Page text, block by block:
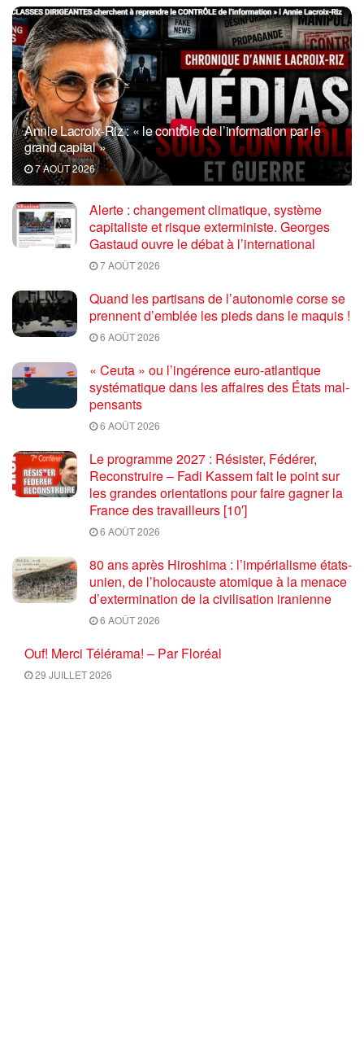
Annie Lacroix-Riz : « le contrôle de l’information par le
grand capital »
7 AOÛT 2026
Alerte : changement climatique, système
capitaliste et risque exterministe. Georges
Gastaud ouvre le débat à l’international
7 AOÛT 2026
Quand les partisans de l’autonomie corse se
prennent d’emblée les pieds dans le maquis !
6 AOÛT 2026
« Ceuta » ou l’ingérence euro-atlantique
systématique dans les affaires des États mal-
pensants
6 AOÛT 2026
Le programme 2027 : Résister, Fédérer,
Reconstruire – Fadi Kassem fait le point sur
les grandes orientations pour faire gagner la
France des travailleurs [10′]
6 AOÛT 2026
80 ans après Hiroshima : l’impérialisme états-
unien, de l’holocauste atomique à la menace
d’extermination de la civilisation iranienne
6 AOÛT 2026
Ouf! Merci Télérama! – Par Floréal
29 JUILLET 2026